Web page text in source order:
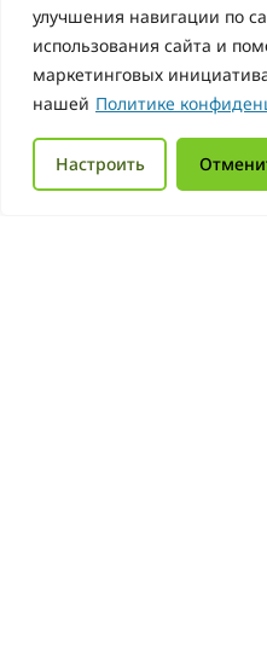
улучшения навигации по
использования сайта и
маркетинговых
нашей Политике
Настроить